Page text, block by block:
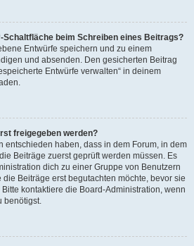
Schaltfläche beim Schreiben eines Beitrags?
Entwürfe speichern und zu einem
und absenden. Den gesicherten Beitrag
Entwürfe verwalten“ in deinem
freigegeben werden?
entschieden haben, dass in dem Forum, in dem
Beiträge zuerst geprüft werden müssen. Es
dich zu einer Gruppe von Benutzern
Beiträge erst begutachten möchte, bevor sie
kontaktiere die Board-Administration, wenn
benötigst.